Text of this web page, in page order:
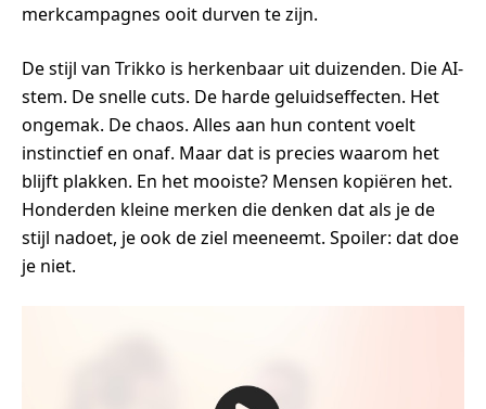
merkcampagnes ooit durven te zijn.
De stijl van Trikko is herkenbaar uit duizenden. Die AI-
stem. De snelle cuts. De harde geluidseffecten. Het
ongemak. De chaos. Alles aan hun content voelt
instinctief en onaf. Maar dat is precies waarom het
blijft plakken. En het mooiste? Mensen kopiëren het.
Honderden kleine merken die denken dat als je de
stijl nadoet, je ook de ziel meeneemt. Spoiler: dat doe
je niet.